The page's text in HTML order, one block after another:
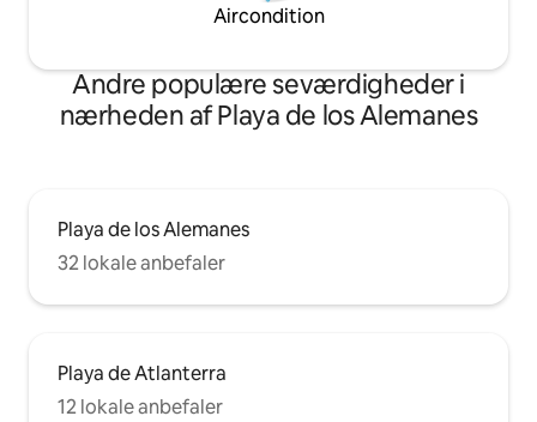
Aircondition
Andre populære seværdigheder i
nærheden af Playa de los Alemanes
Playa de los Alemanes
32 lokale anbefaler
Playa de Atlanterra
12 lokale anbefaler